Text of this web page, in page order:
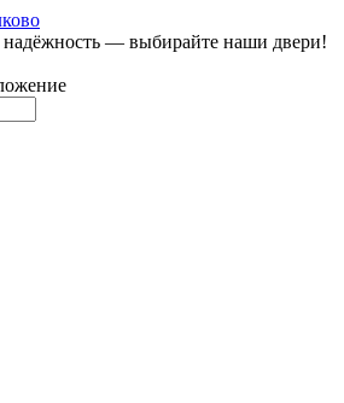
надёжность — выбирайте наши двери!